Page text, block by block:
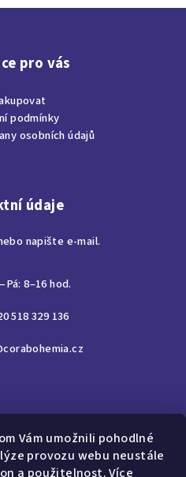
Vám umožnili pohodlné
provozu webu neustále
a použitelnost.Více
pro vás
podmínky
osobních údajů
údaje
napište e-mail.
8–16 hod.
518 329 136